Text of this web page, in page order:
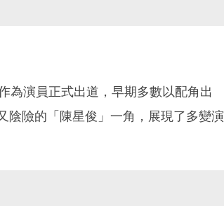
為演員正式出道，早期多數以配角出
險的「陳星俊」一角，展現了多變演